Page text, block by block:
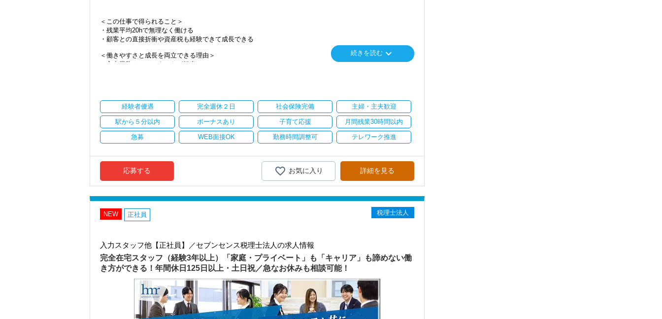
＜この仕事で得られること＞
・残業平均20hで無理なく働ける
・顧客との直接折衝や資産税も経験できて成長できる
＜働きやすさと成長を両立できる理由＞
・入力業務はアシスタントが担当
・顧客と直接折衝する機会が豊富
・経験値が自然と積み上がる環境
＜働きやすい環境＞
・有給取得率90％以上
・年間休日125日以上
・男性の育休取得率100％
・テレワーク導入済み
・全席デュアルモニタ完備
・クライアント2500社以上
・9割が紹介の安定基盤
・一般企業～医療・学校法人まで対応
・相続／事業承継／M&Aにも対応
＜成長中の税理士法人＞
・全国14拠点で事業展開
・従業員240名以上に拡大
・会計・税務・財務・労務まで対応
・専門家が在籍しワンストップ支援
＜学びを後押し＞
続きを読む keyboard_arrow_down
経験者優遇 完全週休２日 社会保険完備 主婦・主夫歓迎
駅から５分以内 ボーナスあり 子育て応援 月間残業30時間以内
急募 WEB面接OK 勤務時間調整可 テレワーク推進
応募する 詳細を見る
お気に入り
NEW 正社員 税理士法人
入力スタッフ他【正社員】／セブンセンス税理士法人の求人情報
完全在宅スタッフ（経験3年以上）「家庭・プライベート」も「キャリア」も諦めない働
き方ができる！年間休日125日以上・土日祝／急なお休みも相談可能！